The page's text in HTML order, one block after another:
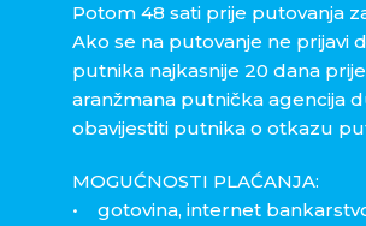
Potom 48 sati prije putovanja
Ako se na putovanje ne prijavi
putnika najkasnije 20 dana
aranžmana putnička agencija
obavijestiti putnika o otkazu
MOGUĆNOSTI PLAĆANJA:
• gotovina, internet